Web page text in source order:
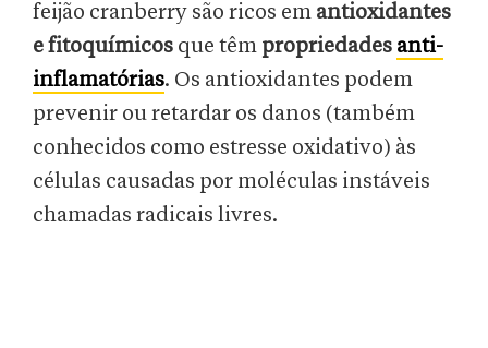
feijão cranberry são ricos em antioxidantes
e fitoquímicos que têm propriedades anti-
inflamatórias. Os antioxidantes podem
prevenir ou retardar os danos (também
conhecidos como estresse oxidativo) às
células causadas por moléculas instáveis
chamadas radicais livres.